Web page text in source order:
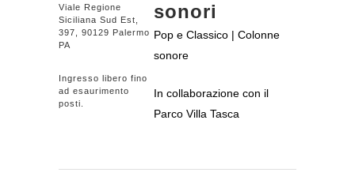
Viale Regione
Siciliana Sud Est,
397, 90129 Palermo
PA
Ingresso libero fino
ad esaurimento
posti.
sonori
Pop e Classico | Colonne
sonore
In collaborazione con il
Parco Villa Tasca